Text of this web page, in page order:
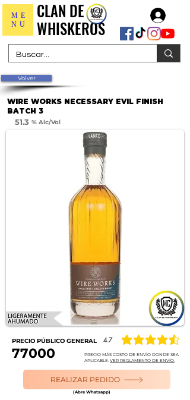
CLAN DE
WHISKEROS
CLAN DE
WHISKEROS
ME
NU
Volver
WIRE WORKS NECESSARY EVIL FINISH
BATCH 3
51.3 % Alc/Vol
PRECIO PÚBLICO GENERAL 4.7 la calificación
77000
PRECIO MÁS COSTO DE ENVÍO DONDE SEA
APLICABLE. VER REGLAMENTO DE ENVÍO.
REALIZAR PEDIDO
(Abre Whatsapp)